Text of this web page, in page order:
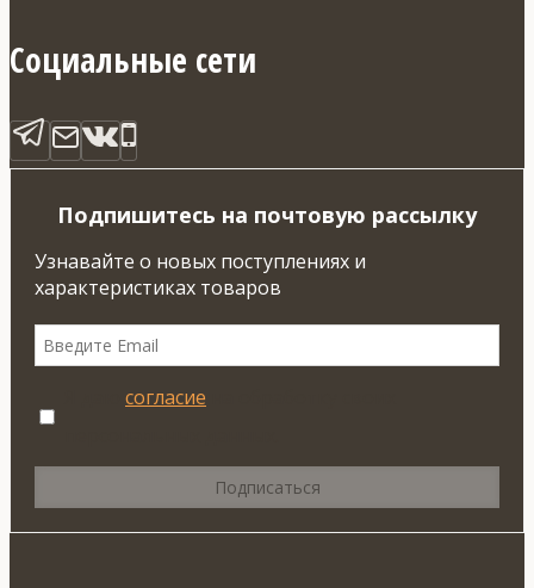
Социальные сети
Подпишитесь на почтовую рассылку
Узнавайте о новых поступлениях и
характеристиках товаров
согласие